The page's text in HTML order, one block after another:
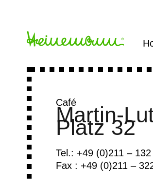
Café
Martin-
Platz 32
Tel.: +49 (0)211 –
Fax : +49 (0)211 –